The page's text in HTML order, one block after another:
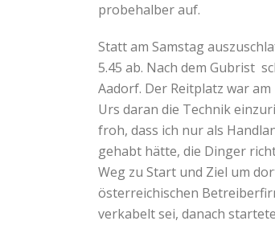
probehalber auf.
Statt am Samstag
5.45 ab. Nach dem Gubrist
Aadorf. Der Reitplatz war
Urs daran die Technik
froh, dass ich nur als
gehabt hätte, die Dinger
Weg zu Start und Ziel um
österreichischen
verkabelt sei, danach